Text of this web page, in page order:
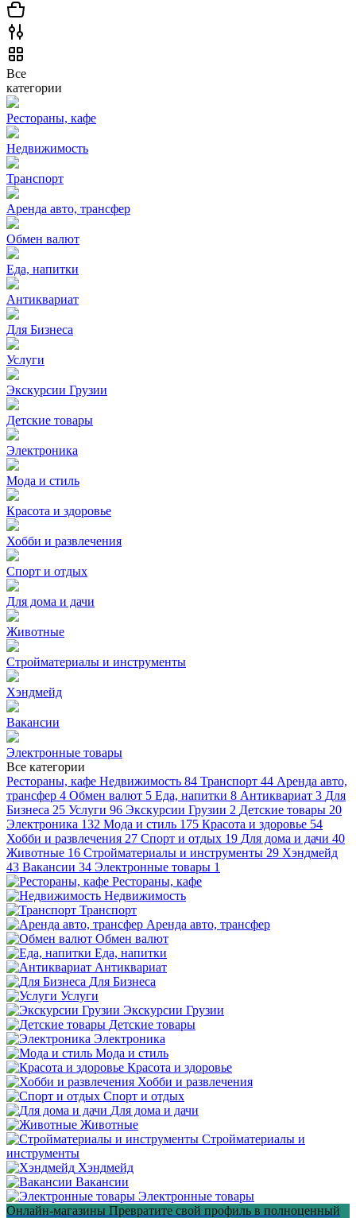
Все
категории
Рестораны, кафе
Недвижимость
Транспорт
Аренда авто, трансфер
Обмен валют
Еда, напитки
Антиквариат
Для Бизнеса
Услуги
Экскурсии Грузии
Детские товары
Электроника
Мода и стиль
Красота и здоровье
Хобби и развлечения
Спорт и отдых
Для дома и дачи
Животные
Стройматериалы и инструменты
Хэндмейд
Вакансии
Электронные товары
Все категории
Рестораны, кафе Недвижимость 84 Транспорт 44 Аренда авто,
трансфер 4 Обмен валют 5 Еда, напитки 8 Антиквариат 3 Для
Бизнеса 25 Услуги 96 Экскурсии Грузии 2 Детские товары 20
Электроника 132 Мода и стиль 175 Красота и здоровье 54
Хобби и развлечения 27 Спорт и отдых 19 Для дома и дачи 40
Животные 16 Стройматериалы и инструменты 29 Хэндмейд
43 Вакансии 34 Электронные товары 1
Рестораны, кафе
Недвижимость
Транспорт
Аренда авто, трансфер
Обмен валют
Еда, напитки
Антиквариат
Для Бизнеса
Услуги
Экскурсии Грузии
Детские товары
Электроника
Мода и стиль
Красота и здоровье
Хобби и развлечения
Спорт и отдых
Для дома и дачи
Животные
Стройматериалы и
инструменты
Хэндмейд
Вакансии
Электронные товары
Онлайн-магазины Превратите свой профиль в полноценный